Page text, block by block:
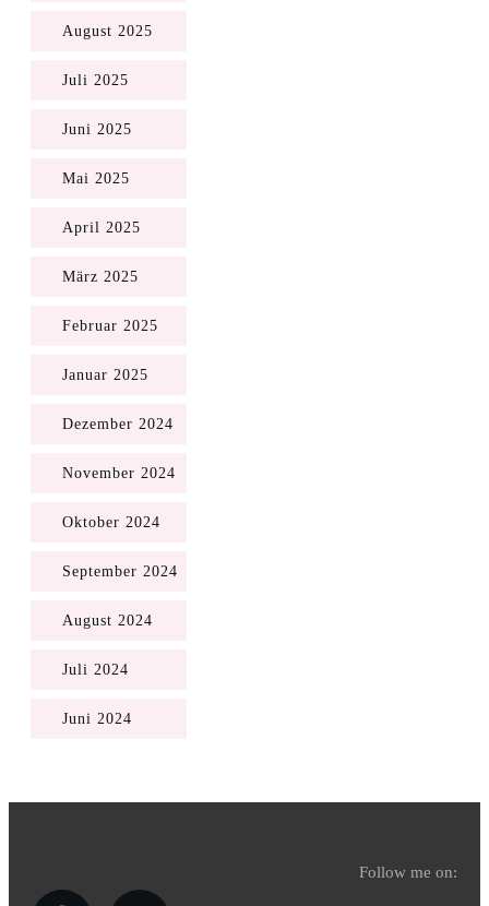
August 2025
Juli 2025
Juni 2025
Mai 2025
April 2025
März 2025
Februar 2025
Januar 2025
Dezember 2024
November 2024
Oktober 2024
September 2024
August 2024
Juli 2024
Juni 2024
Follow me on: